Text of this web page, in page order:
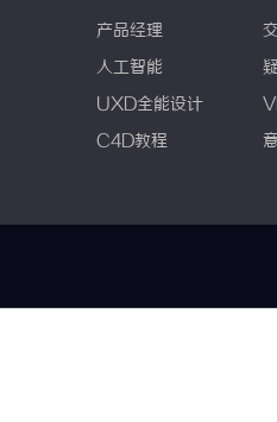
产品经理
人工智能
UXD全能设计
C4D教程